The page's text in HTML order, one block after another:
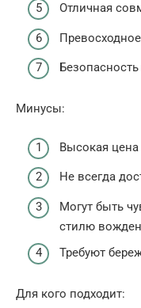
Отличная
Минусы:
Высокая цена
Не всегда
Могут быть
стилю
Требуют
Для кого подходит: